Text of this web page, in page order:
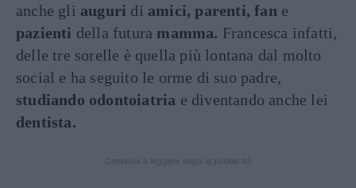
anche gli auguri di amici, parenti, fan e
pazienti della futura mamma. Francesca infatti,
delle tre sorelle è quella più lontana dal molto
social e ha seguito le orme di suo padre,
studiando odontoiatria e diventando anche lei
dentista.